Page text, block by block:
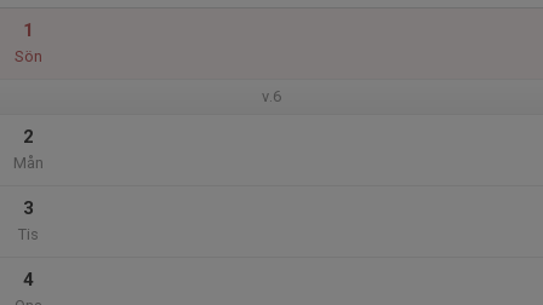
1
Sön
v.6
2
Mån
3
Tis
4